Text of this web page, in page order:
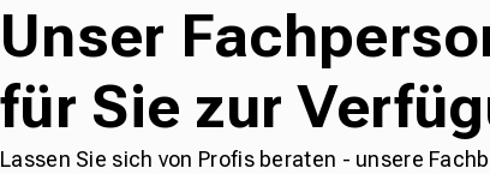
Unser
für Sie zur
Lassen Sie sich von Profis beraten - unsere